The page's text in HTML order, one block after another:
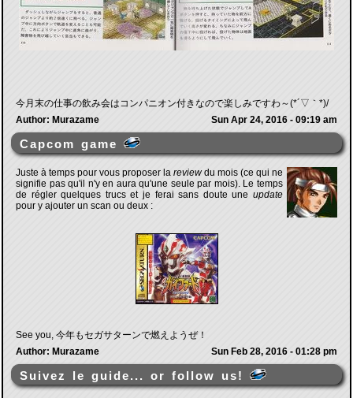
今月末の仕事の飲み会はコンパニオン付きなので楽しみですわ～(*´▽｀*)/
Author: Murazame
Sun Apr 24, 2016 - 09:19 am
Capcom game
Juste à temps pour vous proposer la reviewdu mois (ce qui ne
signifie pas qu'il n'y en aura qu'une seule par mois). Le temps
de régler quelques trucs et je ferai sans doute une update
pour y ajouter un scan ou deux :
See you, 今年もセガサターンで燃えようぜ！
Author: Murazame
Sun Feb 28, 2016 - 01:28 pm
Suivez le guide... or follow us!